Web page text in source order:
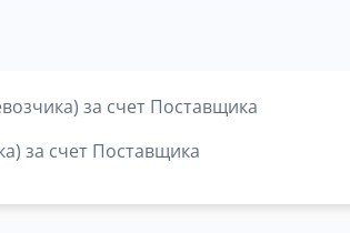
за счет Поставщика
за счет Поставщика